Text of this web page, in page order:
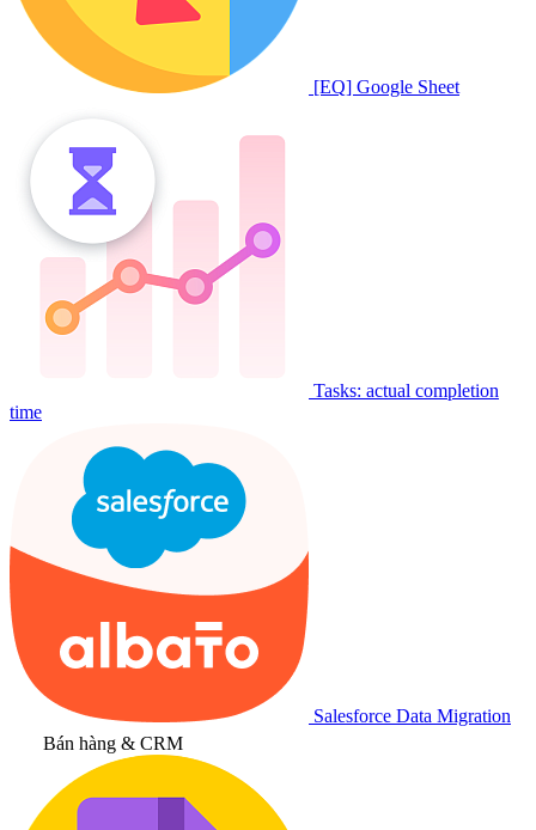
[EQ] Google Sheet
Tasks: actual completion
time
Salesforce Data Migration
Bán hàng & CRM